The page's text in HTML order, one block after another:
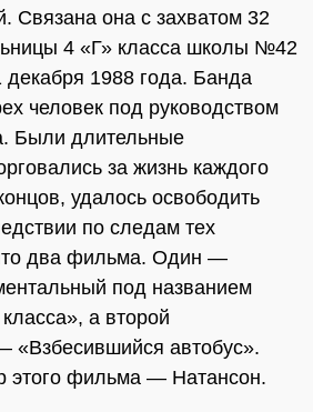
Связана она с захватом 32
4 «Г» класса школы №42
декабря 1988 года. Банда
человек под руководством
Были длительные
за жизнь каждого
удалось освободить
по следам тех
два фильма. Один —
под названием
а второй
«Взбесившийся автобус».
этого фильма — Натансон.